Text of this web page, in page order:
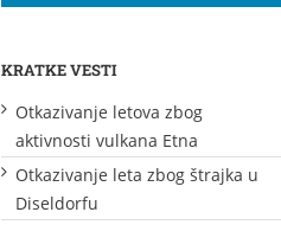
KRATKE VESTI
Otkazivanje letova zbog
aktivnosti vulkana Etna
Otkazivanje leta zbog štrajka u
Diseldorfu